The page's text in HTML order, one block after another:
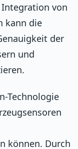
von
kann die
der
und
Technologie
können. Durch